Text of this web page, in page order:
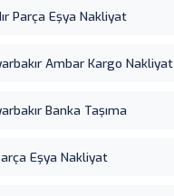
Parça Eşya Nakliyat
Ambar Kargo Nakliyat
Banka Taşıma
Eşya Nakliyat